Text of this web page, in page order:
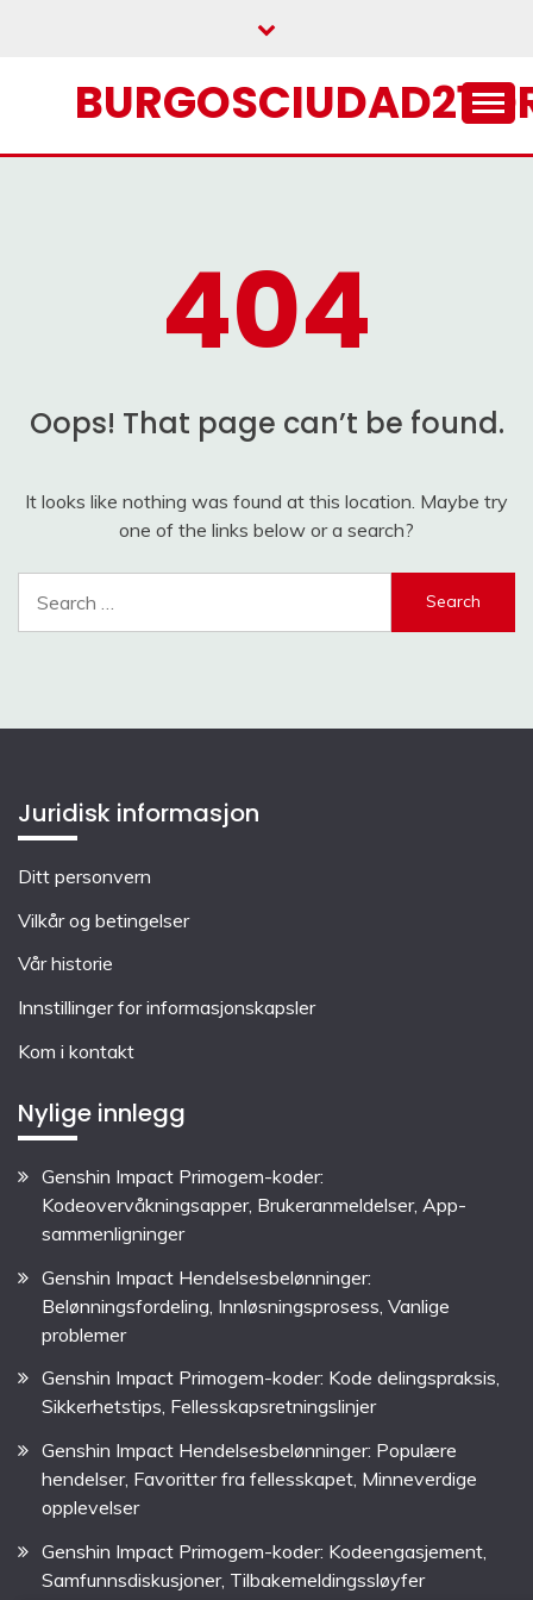
404
Oops! That page can’t be found.
It looks like nothing was found at this location. Maybe try
one of the links below or a search?
Juridisk informasjon
Ditt personvern
Vilkår og betingelser
Vår historie
Innstillinger for informasjonskapsler
Kom i kontakt
Nylige innlegg
Genshin Impact Primogem-koder:
Kodeovervåkningsapper, Brukeranmeldelser, App-
sammenligninger
Genshin Impact Hendelsesbelønninger:
Belønningsfordeling, Innløsningsprosess, Vanlige
problemer
Genshin Impact Primogem-koder: Kode delingspraksis,
Sikkerhetstips, Fellesskapsretningslinjer
Genshin Impact Hendelsesbelønninger: Populære
hendelser, Favoritter fra fellesskapet, Minneverdige
opplevelser
Genshin Impact Primogem-koder: Kodeengasjement,
Samfunnsdiskusjoner, Tilbakemeldingssløyfer